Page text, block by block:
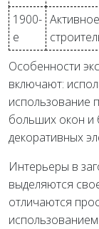
1900-
е
Особенности
включают:
использование
больших окон и
декоративных
Интерьеры в
выделяются
отличаются